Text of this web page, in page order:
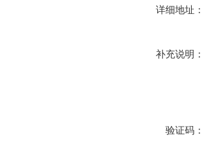
详细地址：
补充说明：
验证码：